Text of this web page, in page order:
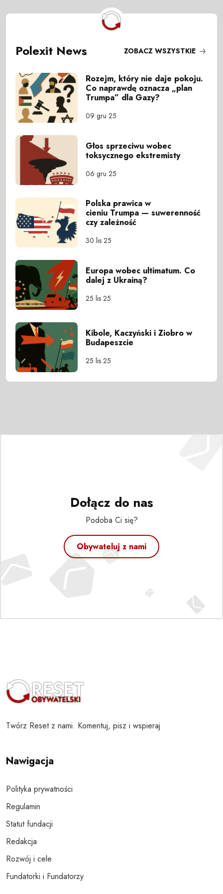
Polexit News ZOBACZ WSZYSTKIE
Rozejm, który nie daje pokoju.
Co naprawdę oznacza „plan
Trumpa” dla Gazy?
09 gru 25
Głos sprzeciwu wobec
toksycznego ekstremisty
06 gru 25
Polska prawica w
cieniu Trumpa — suwerenność
czy zależność
30 lis 25
Europa wobec ultimatum. Co
dalej z Ukrainą?
25 lis 25
Kibole, Kaczyński i Ziobro w
Budapeszcie
25 lis 25
Dołącz do nas
Podoba Ci się?
Obywateluj z nami
Twórz Reset z nami. Komentuj, pisz i wspieraj
Nawigacja
Polityka prywatności
Regulamin
Statut fundacji
Redakcja
Rozwój i cele
Fundatorki i Fundatorzy